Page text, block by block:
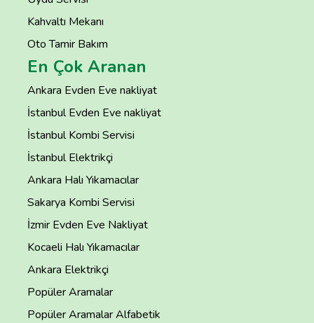
Kahvaltı Mekanı
Oto Tamir Bakım
En Çok Aranan
Ankara Evden Eve nakliyat
İstanbul Evden Eve nakliyat
İstanbul Kombi Servisi
İstanbul Elektrikçi
Ankara Halı Yıkamacılar
Sakarya Kombi Servisi
İzmir Evden Eve Nakliyat
Kocaeli Halı Yıkamacılar
Ankara Elektrikçi
Popüler Aramalar
Popüler Aramalar Alfabetik